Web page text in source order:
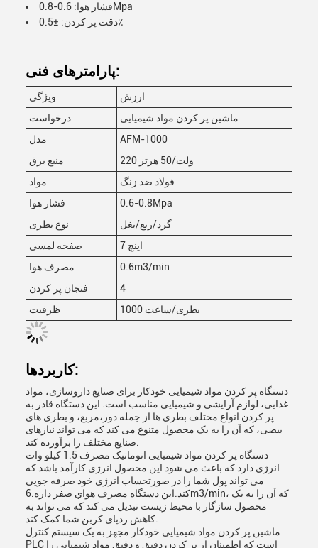
فشار هوا: 0.6-0.8Mpa
دقت پر کردن: ±0.5٪
پارامترهای فنی:
ویژگی
ارزش
درخواست
ماشین پر کردن مواد شیمیایی
مدل
AFM-1000
منبع برق
220 ولت/50 هرتز
مواد
فولاد ضد زنگ
فشار هوا
0.6-0.8Mpa
نوع بطری
گرد/ربع/بغل
صفحه لمسی
7 اينچ
مصرف هوا
0.6m3/min
فنجان پر کردن
4
ظرفیت
1000 بطری/ساعت
کاربردها:
دستگاه پر کردن مواد شیمیایی خودکار برای صنایع داروسازی، مواد
غذایی، لوازم آرایشی و شیمیایی مناسب است. این دستگاه قادر به
پر کردن انواع مختلف بطری ها از جمله دور،مربع، و بطری های
بیضی، که آن را به یک محصول متنوع می کند که می تواند نیازهای
دستگاه پر کردن مواد شیمیایی اتوماتیک مصرف 1.5 کیلو وات
انرژی دارد که باعث می شود این محصول انرژی کارآمد باشد که
می تواند پول شما را در صورتحساب انرژی خود صرفه جویی
کند.اين دستگاه مصرف هواي صفر داره.6m3/min، که آن را به یک
محصول سازگار با محیط زیست تبدیل می کند که می تواند به
ماشین پر کردن مواد شیمیایی خودکار مجهز به یک سیستم کنترل
PLC است که اطمینان از پر کردن دقیق و دقیق مواد شیمیایی را